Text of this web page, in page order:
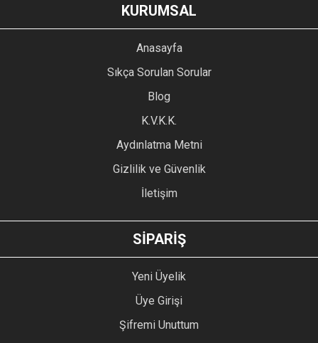
YORUM YAZ
kullanarak tarafımıza iletebilirsiniz.
Ürün resmi kalitesiz, bozuk veya görüntülenemiyor.
Ürün açıklamasında eksik bilgiler bulunuyor.
Ürün bilgilerinde hatalar bulunuyor.
Ürün fiyatı diğer sitelerden daha pahalı.
GÖNDER
KURUMSAL
Anasayfa
Sıkça Sorulan Sorular
Blog
K.V.K.K.
Aydınlatma Metni
Gizlilik ve Güvenlik
İletişim
SİPARİŞ
Yeni Üyelik
Üye Girişi
Şifremi Unuttum